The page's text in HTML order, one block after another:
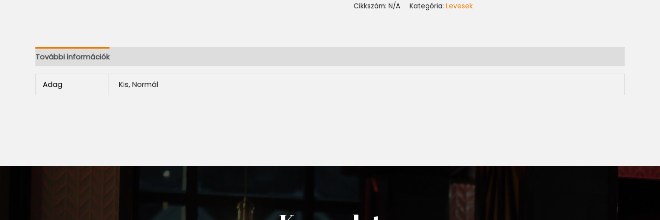
Cikkszám: N/A Kategória: Levesek
További információk
Adag Kis, Normál